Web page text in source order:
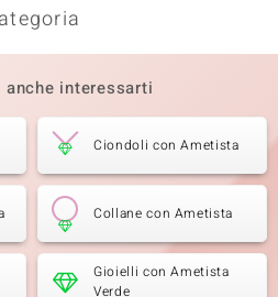
anche interessarti
Ciondoli con Ametista
Collane con Ametista
Gioielli con Ametista
Verde